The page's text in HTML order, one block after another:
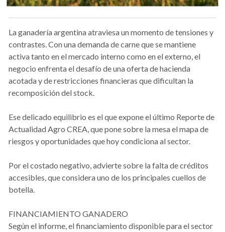
La ganadería argentina atraviesa un momento de tensiones y
contrastes. Con una demanda de carne que se mantiene
activa tanto en el mercado interno como en el externo, el
negocio enfrenta el desafío de una oferta de hacienda
acotada y de restricciones financieras que dificultan la
recomposición del stock.
Ese delicado equilibrio es el que expone el último Reporte de
Actualidad Agro CREA, que pone sobre la mesa el mapa de
riesgos y oportunidades que hoy condiciona al sector.
Por el costado negativo, advierte sobre la falta de créditos
accesibles, que considera uno de los principales cuellos de
botella.
FINANCIAMIENTO GANADERO
Según el informe, el financiamiento disponible para el sector